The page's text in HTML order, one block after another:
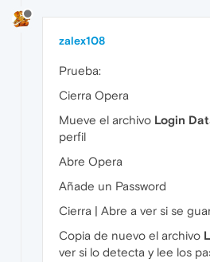
zalex108
Prueba:
Cierra Opera
Mueve el archivo Login
perfil
Abre Opera
Añade un Password
Cierra | Abre a ver si se
Copia de nuevo el archivo
ver si lo detecta y lee los